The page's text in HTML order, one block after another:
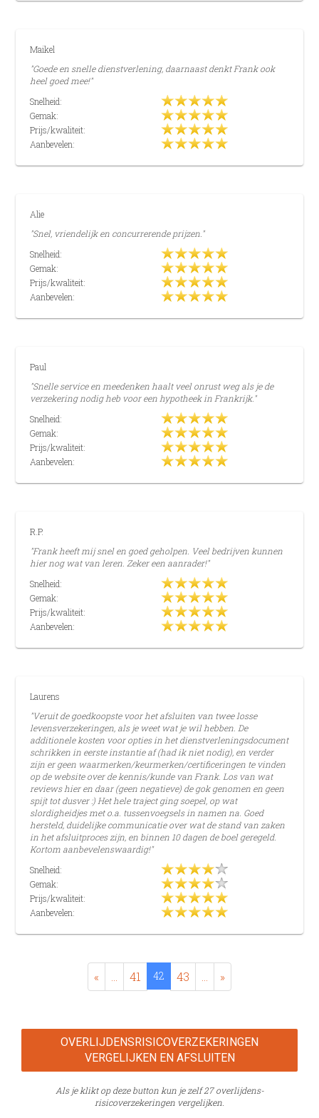
Maikel
"Goede en snelle dienstverlening, daarnaast denkt Frank ook
heel goed mee!"
Snelheid:
Gemak:
Prijs/kwaliteit:
Aanbevelen:
Alie
"Snel, vriendelijk en concurrerende prijzen."
Snelheid:
Gemak:
Prijs/kwaliteit:
Aanbevelen:
Paul
"Snelle service en meedenken haalt veel onrust weg als je de
verzekering nodig heb voor een hypotheek in Frankrijk."
Snelheid:
Gemak:
Prijs/kwaliteit:
Aanbevelen:
R.P.
"Frank heeft mij snel en goed geholpen. Veel bedrijven kunnen
hier nog wat van leren. Zeker een aanrader!"
Snelheid:
Gemak:
Prijs/kwaliteit:
Aanbevelen:
Laurens
"Veruit de goedkoopste voor het afsluiten van twee losse
levensverzekeringen, als je weet wat je wil hebben. De
additionele kosten voor opties in het dienstverleningsdocument
schrikken in eerste instantie af (had ik niet nodig), en verder
zijn er geen waarmerken/keurmerken/certificeringen te vinden
op de website over de kennis/kunde van Frank. Los van wat
reviews hier en daar (geen negatieve) de gok genomen en geen
spijt tot dusver :) Het hele traject ging soepel, op wat
slordigheidjes met o.a. tussenvoegsels in namen na. Goed
hersteld, duidelijke communicatie over wat de stand van zaken
in het afsluitproces zijn, en binnen 10 dagen de boel geregeld.
Kortom aanbevelenswaardig!"
Snelheid:
Gemak:
Prijs/kwaliteit:
Aanbevelen:
« 41 42 43 »
OVERLIJDENS­RISICO­VERZEKERINGEN
VERGELIJKEN EN AFSLUITEN
Als je klikt op deze button kun je zelf 27 overlijdens­
risico­verzekeringen vergelijken.